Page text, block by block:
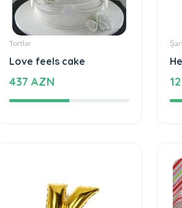
Tortlar
Love feels cake
437 AZN